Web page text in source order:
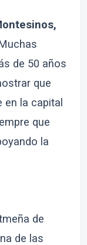
de 50 años
que
la capital
que
la
de
de las